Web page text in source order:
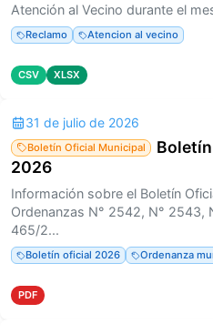
Atención al Vecino durante el
Reclamo Atencion al vecino
CSV XLSX
31 de julio de 2026
Boletín Oficial Municipal
2026
Información sobre el Boletín
Ordenanzas N° 2542, N° 2543,
465/2...
Boletín oficial 2026 Ordenanza
PDF